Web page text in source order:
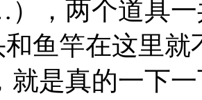
，两个道具一
和鱼竿在这里
就是真的一下